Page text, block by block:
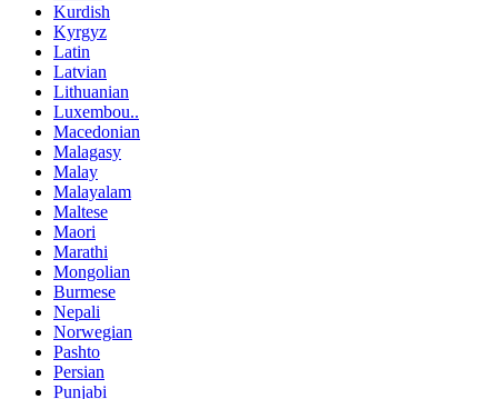
Kurdish
Kyrgyz
Latin
Latvian
Lithuanian
Luxembou..
Macedonian
Malagasy
Malay
Malayalam
Maltese
Maori
Marathi
Mongolian
Burmese
Nepali
Norwegian
Pashto
Persian
Punjabi